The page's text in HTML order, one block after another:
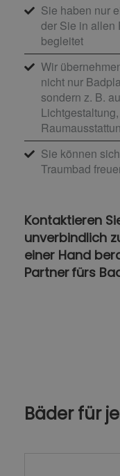
Sie haben nur
der Sie in allen
begleitet
Wir
nicht nur
sondern z. B.
Sie können
Traumbad
Kontaktieren
unverbindlich
einer Hand
Partner fürs
Bäder für